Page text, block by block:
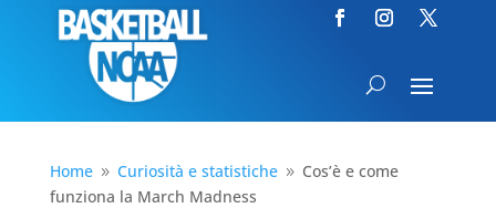
Home 9 Curiosità e statistiche 9 Cos’è e come
funziona la March Madness